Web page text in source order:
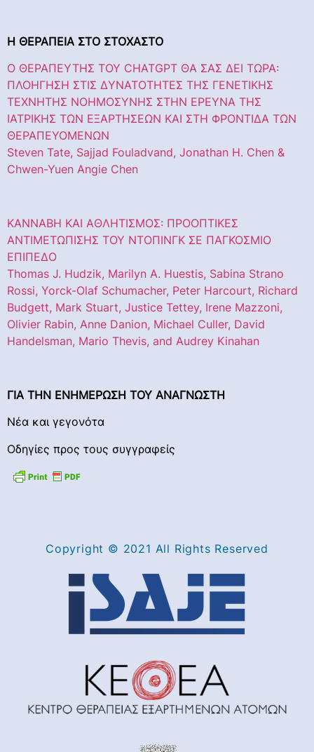
Η ΘΕΡΑΠΕΙΑ ΣΤΟ ΣΤΟΧΑΣΤΟ
Ο ΘΕΡΑΠΕΥΤΗΣ ΤΟΥ CHATGPT ΘΑ ΣΑΣ ΔΕΙ ΤΩΡΑ:
ΠΛΟΗΓΗΣΗ ΣΤΙΣ ΔΥΝΑΤΟΤΗΤΕΣ ΤΗΣ ΓΕΝΕΤΙΚΗΣ
ΤΕΧΝΗΤΗΣ ΝΟΗΜΟΣΥΝΗΣ ΣΤΗΝ ΕΡΕΥΝΑ ΤΗΣ
ΙΑΤΡΙΚΗΣ ΤΩΝ ΕΞΑΡΤΗΣΕΩΝ ΚΑΙ ΣΤΗ ΦΡΟΝΤΙΔΑ ΤΩΝ
ΘΕΡΑΠΕΥΟΜΕΝΩΝ
Steven Tate, Sajjad Fouladvand, Jonathan H. Chen &
Chwen-Yuen Angie Chen
ΚΑΝΝΑΒΗ ΚΑΙ ΑΘΛΗΤΙΣΜΟΣ: ΠΡΟΟΠΤΙΚΕΣ
ΑΝΤΙΜΕΤΩΠΙΣΗΣ ΤΟΥ ΝΤΟΠΙΝΓΚ ΣΕ ΠΑΓΚΟΣΜΙΟ
ΕΠΙΠΕΔΟ
Thomas J. Hudzik, Marilyn A. Huestis, Sabina Strano
Rossi, Yorck-Olaf Schumacher, Peter Harcourt, Richard
Budgett, Mark Stuart, Justice Tettey, Irene Mazzoni,
Olivier Rabin, Anne Danion, Michael Culler, David
Handelsman, Mario Thevis, and Audrey Kinahan
ΓΙΑ ΤΗΝ ΕΝΗΜΕΡΩΣΗ ΤΟΥ ΑΝΑΓΝΩΣΤΗ
Νέα και γεγονότα
Οδηγίες προς τους συγγραφείς
Copyright © 2021 All Rights Reserved